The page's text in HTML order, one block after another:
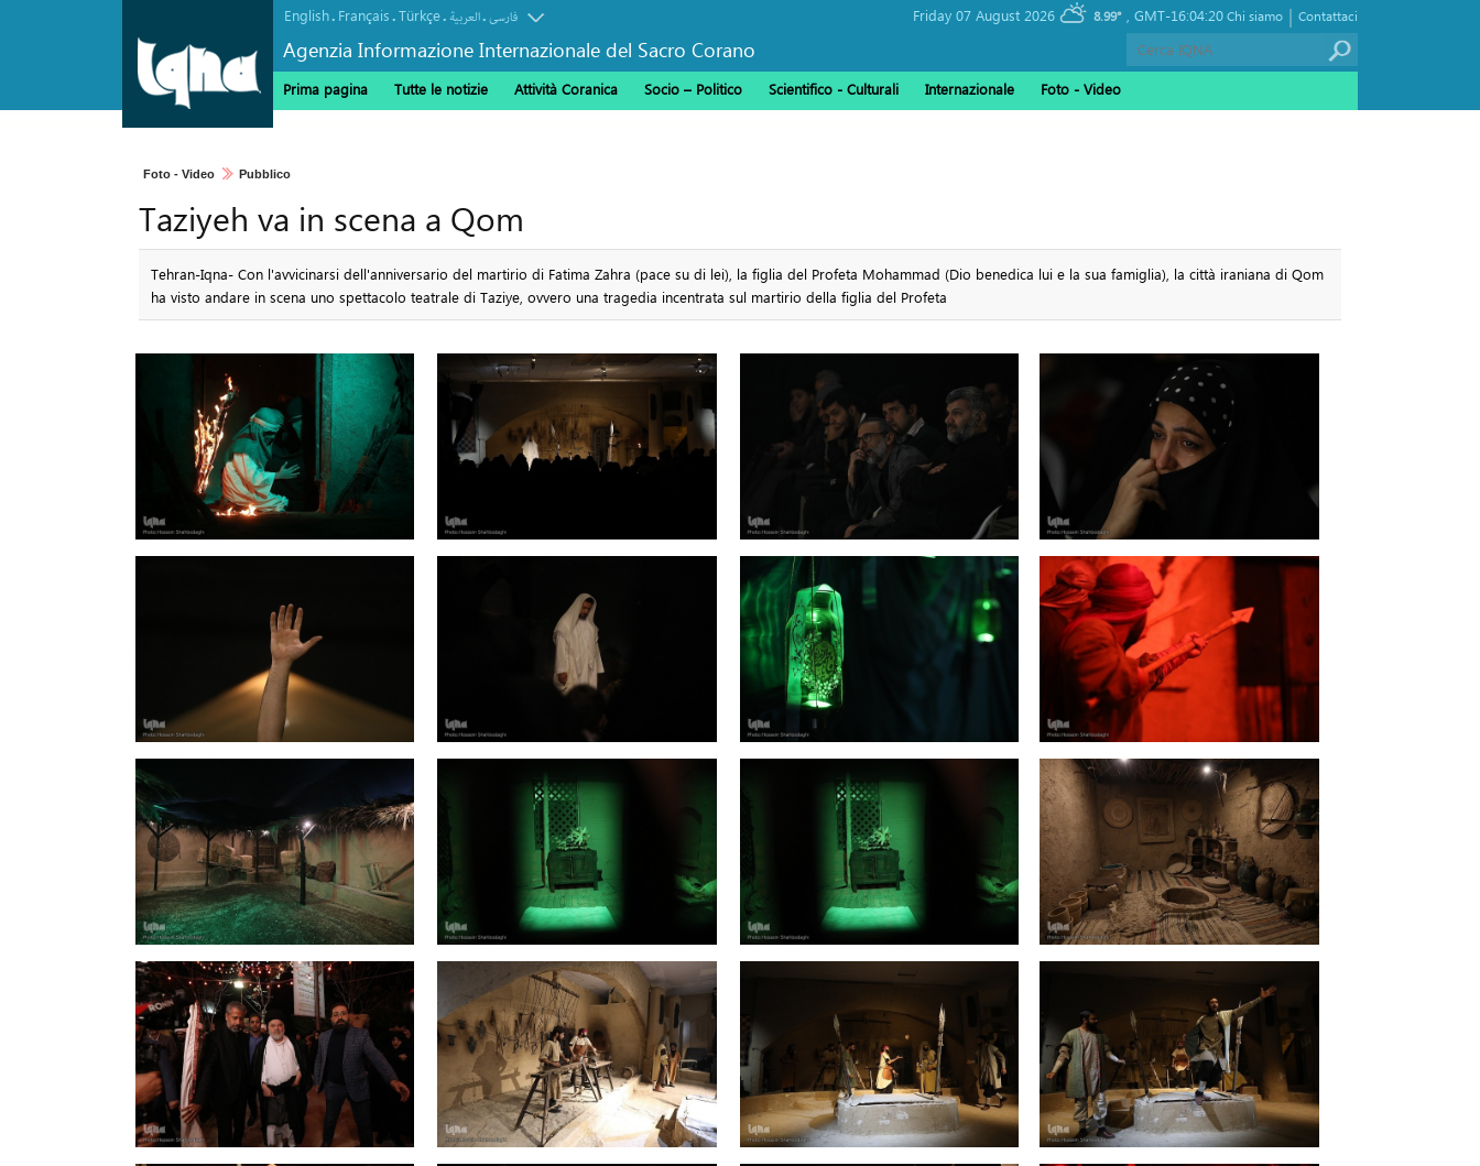
Agenzia Informazione Internazionale del Sacro Corano
English. Français.Türkçe. العربیة.فارسی GMT-16:04:20
8.99° Contattaci
|
Chi siamo
Prima pagina Tutte le notizie Attività Coranica Socio – Politico Scientifico - Culturali Internazionale Foto - Video
Foto - Video Pubblico
Taziyeh va in scena a Qom
Tehran-Iqna- Con l'avvicinarsi dell'anniversario del martirio di Fatima Zahra (pace su di lei), la figlia del Profeta Mohammad (Dio benedica lui e la sua famiglia), la città iraniana di Qom
ha visto andare in scena uno spettacolo teatrale di Taziye, ovvero una tragedia incentrata sul martirio della figlia del Profeta